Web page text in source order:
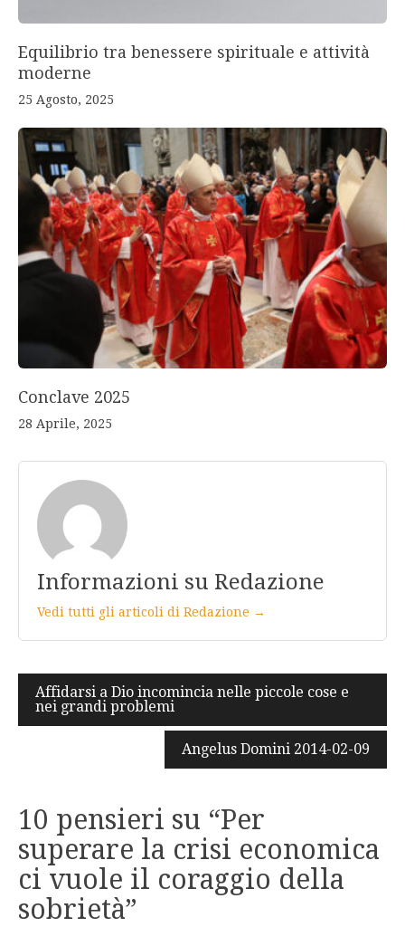
Equilibrio tra benessere spirituale e attività
moderne
25 Agosto, 2025
Conclave 2025
28 Aprile, 2025
Informazioni su Redazione
Vedi tutti gli articoli di Redazione →
Navigazione
articoli
Affidarsi a Dio incomincia nelle piccole cose e
nei grandi problemi
Angelus Domini 2014-02-09
10 pensieri su “Per
superare la crisi economica
ci vuole il coraggio della
sobrietà”